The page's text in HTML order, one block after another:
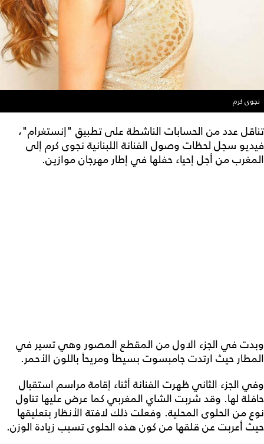
نجوى كرم
تناقل عدد من الحسابات الناشطة على تطبيق "إنستغرام"،
فيديو سجل لحظات وصول الفنانة اللبنانية نجوى كرم إلى
المغرب من أجل إحياء حفلها في إطار مهرجان موازين.
وبدت في الجزء الاول من المقطع المصور وهي تسير في
المطار حيث ارتدت جامبسوت بسيطاً ومريحاً باللون الأحمر.
وفي الجزء الثاني ظهرت الفنانة أثناء إقامة مراسم استقبال
حافلة لها. وقد شربت الشاي المغربي كما عرض عليها تناول
نوع من الحلوى المحلية. وفعلت ذلك لافتة الأنظار بتعليقها
حيث أعربت عن قلقها من كون هذه الحلوى تسبب زيادة الوزن.